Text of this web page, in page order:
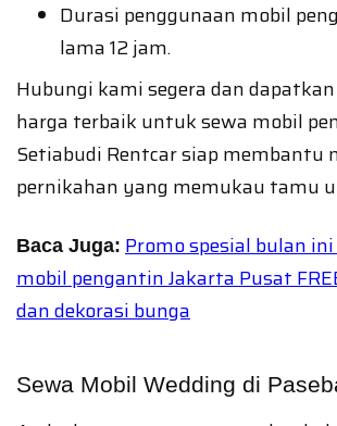
Durasi penggunaan mobil
lama 12 jam.
Hubungi kami segera dan
harga terbaik untuk sewa mobil
Setiabudi Rentcar siap membantu
pernikahan yang memukau tamu
Baca Juga: Promo spesial bulan
mobil pengantin Jakarta Pusat
dan dekorasi bunga
Sewa Mobil Wedding di